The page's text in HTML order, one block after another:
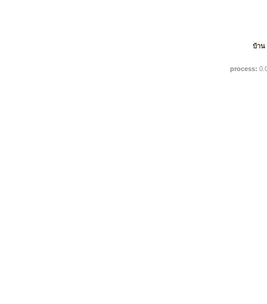
บ้าน
process: